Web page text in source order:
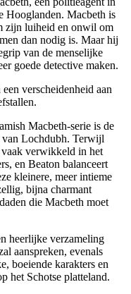
Hooglanden. Macbeth is
zijn luiheid en onwil om
dan nodig is. Maar hij
van de menselijke
goede detective maken.
verscheidenheid aan
Macbeth-serie is de
van Lochdubh. Terwijl
verwikkeld in het
en Beaton balanceert
kleinere, meer intieme
bijna charmant
die Macbeth moet
heerlijke verzameling
aanspreken, evenals
boeiende karakters en
het Schotse platteland.